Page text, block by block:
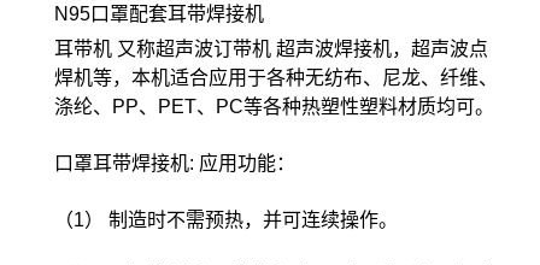
N95口罩配套耳带焊接机
耳带机 又称超声波订带机 超声波焊接机，超声波点
焊机等，本机适合应用于各种无纺布、尼龙、纤维、
涤纶、PP、PET、PC等各种热塑性塑料材质均可。
口罩耳带焊接机: 应用功能：
（1） 制造时不需预热，并可连续操作。